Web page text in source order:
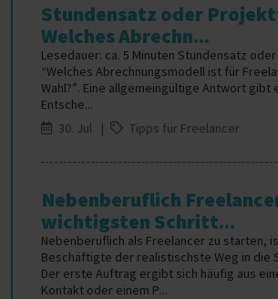
Stundensatz oder
Welches Abrechn...
Lesedauer: ca. 5 Minuten Stundensatz
“Welches Abrechnungsmodell ist für
Wahl?”. Eine allgemeingültige Antwort gibt
Entsche...
30. Jul |
Tipps für Freelancer
Nebenberuflich
wichtigsten Schritt...
Nebenberuflich als Freelancer zu starten,
Beschäftigte der realistischste Weg in die
Der erste Auftrag ergibt sich häufig aus
Kontakt oder einem P...